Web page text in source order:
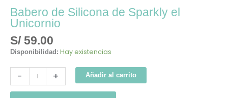
Babero de Silicona de Sparkly el
Unicornio
S/59.00
Disponibilidad: Hay existencias
- + Añadir al carrito